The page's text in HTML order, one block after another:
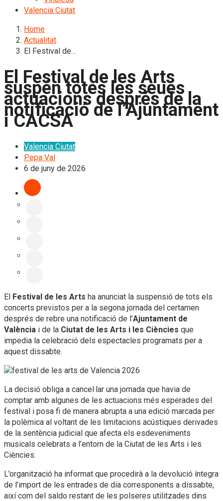
Valencia Ciutat
Home
Actualitat
El Festival de…
El Festival de les Arts
suspén totes les seues
actuacions després de la
notificació de l’Ajuntament
i CACSA
Valencia Ciutat
Pepa Val
6 de juny de 2026
El Festival de les Arts ha anunciat la suspensió de tots els
concerts previstos per a la segona jornada del certamen
després de rebre una notificació de l’Ajuntament de
València i de la Ciutat de les Arts i les Ciències que
impedia la celebració dels espectacles programats per a
aquest dissabte.
La decisió obliga a cancel·lar una jornada que havia de
comptar amb algunes de les actuacions més esperades del
festival i posa fi de manera abrupta a una edició marcada per
la polèmica al voltant de les limitacions acústiques derivades
de la sentència judicial que afecta els esdeveniments
musicals celebrats a l’entorn de la Ciutat de les Arts i les
Ciències.
L’organització ha informat que procedirà a la devolució íntegra
de l’import de les entrades de dia corresponents a dissabte,
així com del saldo restant de les polseres utilitzades dins